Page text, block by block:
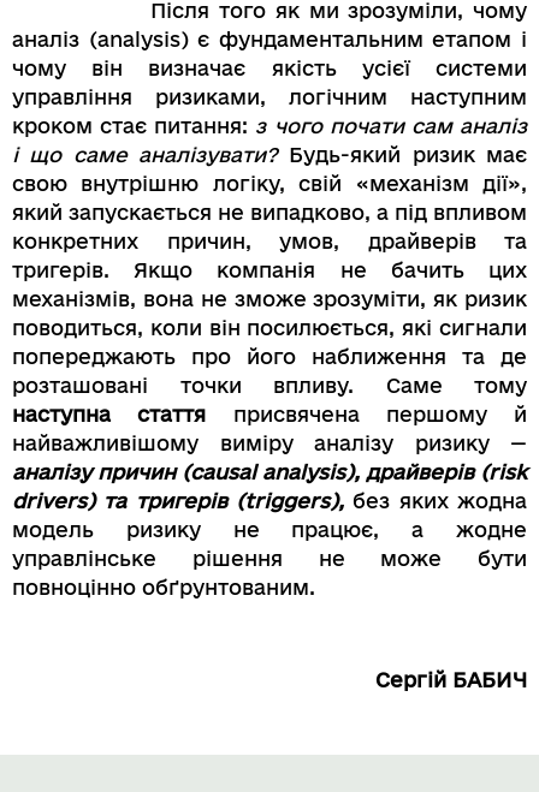
Після того як ми зрозуміли, чому
аналіз (analysis) є фундаментальним етапом і
чому він визначає якість усієї системи
управління ризиками, логічним наступним
кроком стає питання: з чого почати сам аналіз
і що саме аналізувати?Будь-який ризик має
свою внутрішню логіку, свій «механізм дії»,
який запускається не випадково, а під впливом
конкретних причин, умов, драйверів та
тригерів. Якщо компанія не бачить цих
механізмів, вона не зможе зрозуміти, як ризик
поводиться, коли він посилюється, які сигнали
попереджають про його наближення та де
розташовані точки впливу. Саме тому
наступна стаття присвячена першому й
найважливішому виміру аналізу ризику —
аналізу причин (causal analysis), драйверів (risk
drivers) та тригерів (triggers), без яких жодна
модель ризику не працює, а жодне
управлінське рішення не може бути
повноцінно обґрунтованим.
Сергій БАБИЧ